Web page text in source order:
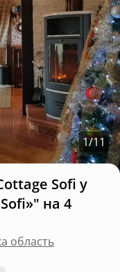
1/11
Sofi у
на 4
область